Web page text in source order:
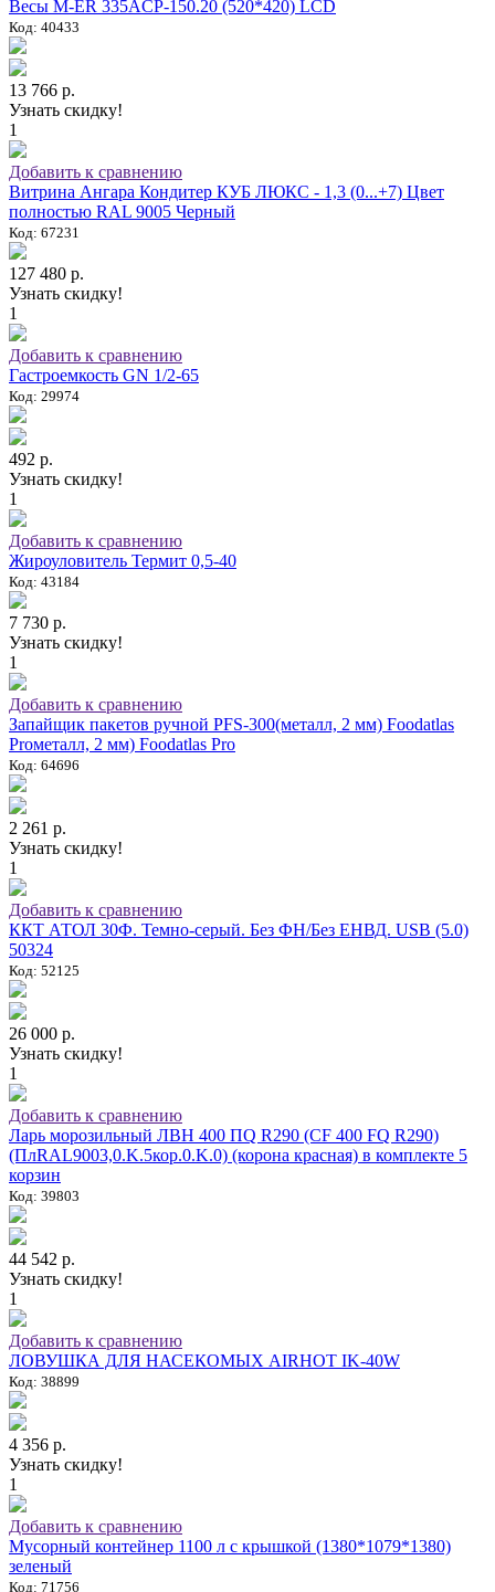
Весы M-ER 335ACP-150.20 (520*420) LCD
Код: 40433
13 766 р.
Узнать скидку!
1
Добавить к сравнению
Витрина Ангара Кондитер КУБ ЛЮКС - 1,3 (0...+7) Цвет
полностью RAL 9005 Черный
Код: 67231
127 480 р.
Узнать скидку!
1
Добавить к сравнению
Гастроемкость GN 1/2-65
Код: 29974
492 р.
Узнать скидку!
1
Добавить к сравнению
Жироуловитель Термит 0,5-40
Код: 43184
7 730 р.
Узнать скидку!
1
Добавить к сравнению
Запайщик пакетов ручной PFS-300(металл, 2 мм) Foodatlas
Proметалл, 2 мм) Foodatlas Pro
Код: 64696
2 261 р.
Узнать скидку!
1
Добавить к сравнению
ККТ АТОЛ 30Ф. Темно-серый. Без ФН/Без ЕНВД. USB (5.0)
50324
Код: 52125
26 000 р.
Узнать скидку!
1
Добавить к сравнению
Ларь морозильный ЛВН 400 ПQ R290 (СF 400 FQ R290)
(ПлRAL9003,0.K.5кор.0.K.0) (корона красная) в комплекте 5
корзин
Код: 39803
44 542 р.
Узнать скидку!
1
Добавить к сравнению
ЛОВУШКА ДЛЯ НАСЕКОМЫХ AIRHOT IK-40W
Код: 38899
4 356 р.
Узнать скидку!
1
Добавить к сравнению
Мусорный контейнер 1100 л с крышкой (1380*1079*1380)
зеленый
Код: 71756